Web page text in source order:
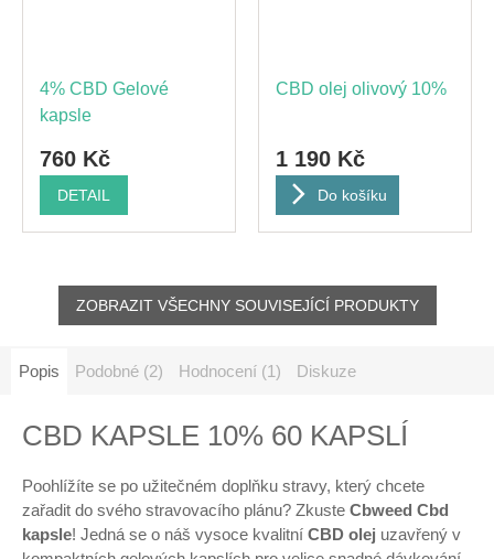
4% CBD Gelové
kapsle
760 Kč
DETAIL
CBD olej olivový 10%
1 190 Kč
Do košíku
ZOBRAZIT VŠECHNY SOUVISEJÍCÍ PRODUKTY
Popis Podobné (2) Hodnocení (1) Diskuze
CBD KAPSLE 10% 60 KAPSLÍ
Poohlížíte se po užitečném doplňku stravy, který chcete
zařadit do svého stravovacího plánu? Zkuste Cbweed Cbd
kapsle! Jedná se o náš vysoce kvalitní CBD olej uzavřený v